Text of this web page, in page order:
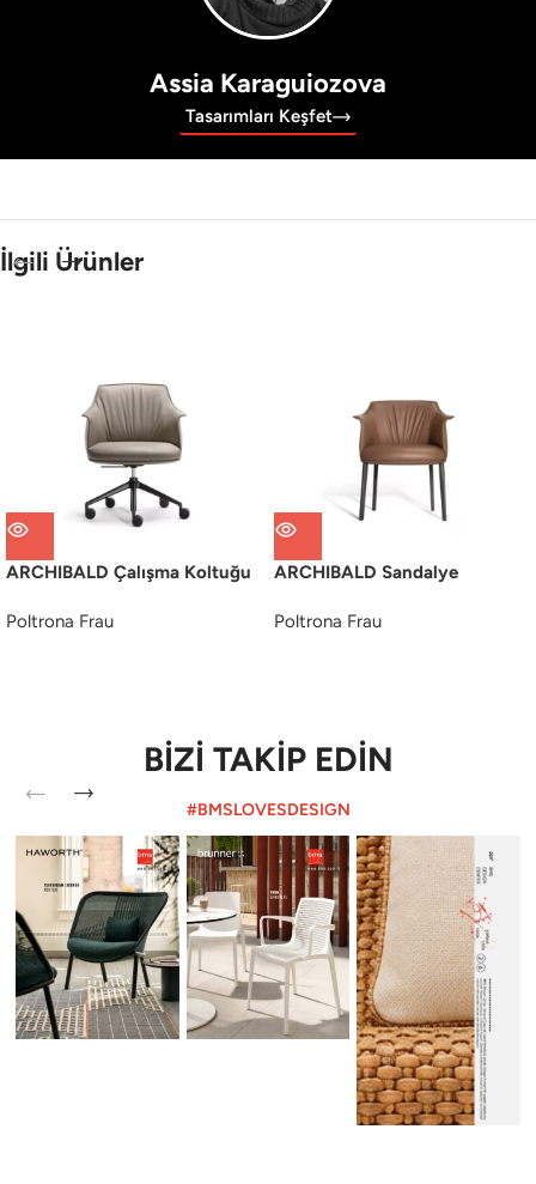
Assia Karaguiozova
Tasarımları Keşfet
İlgili Ürünler
ARCHIBALD Çalışma Koltuğu
Poltrona Frau
ARCHIBALD Sandalye
Poltrona Frau
BİZİ TAKİP EDİN
#BMSLOVESDESIGN